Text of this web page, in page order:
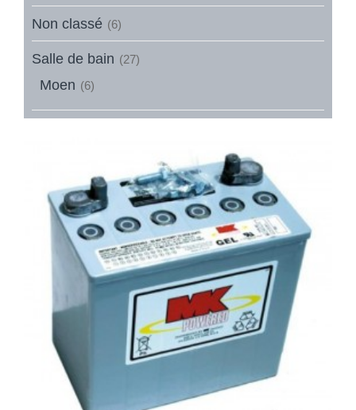
Non classé (6)
Salle de bain (27)
Moen (6)